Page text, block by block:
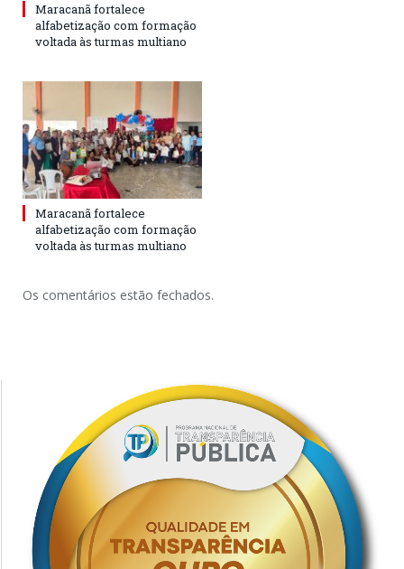
Maracanã fortalece
alfabetização com formação
voltada às turmas multiano
Maracanã fortalece
alfabetização com formação
voltada às turmas multiano
Os comentários estão fechados.